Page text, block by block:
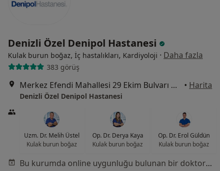
Denizli Özel Denipol Hastanesi
Kulak burun boğaz, İç hastalıkları, Kardiyoloji · Daha fazla
383 görüş
Merkez Efendi Mahallesi 29 Ekim Bulvarı No:102, Denizli • Harita
Denizli Özel Denipol Hastanesi
Uzm. Dr. Melih Üstel
Kulak burun boğaz
Op. Dr. Derya Kaya
Kulak burun boğaz
Op. Dr. Erol Güldün
Kulak burun boğaz
Bu kurumda online uygunluğu bulunan bir doktor veya uzman bulunamadı